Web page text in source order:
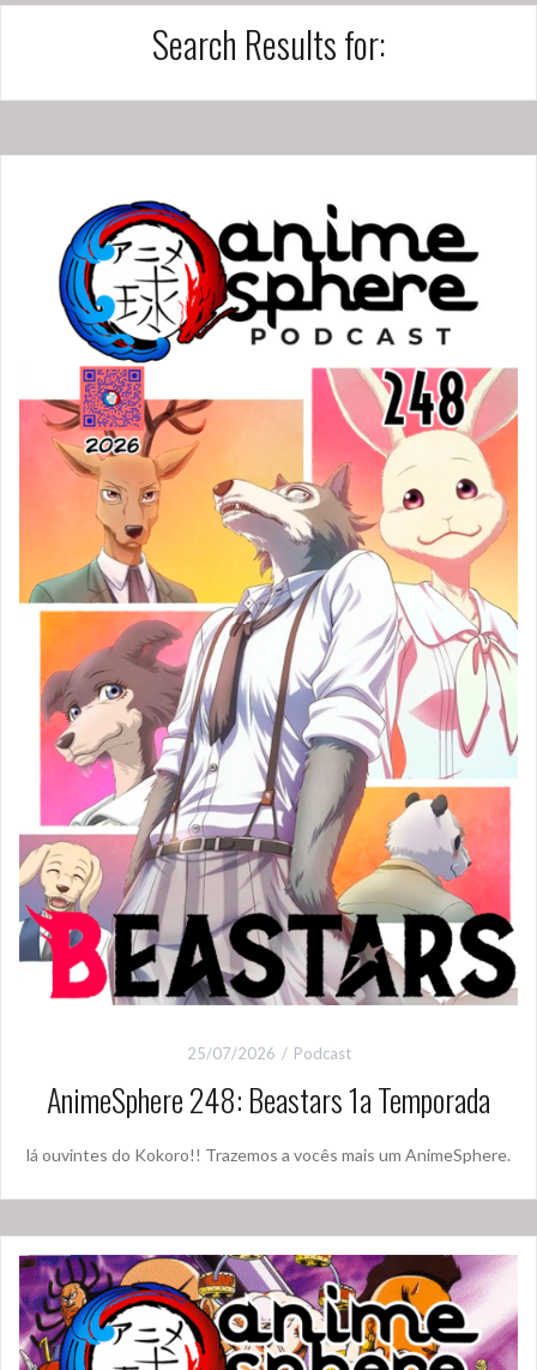
Search Results for:
25/07/2026 Podcast
AnimeSphere 248: Beastars 1a Temporada
lá ouvintes do Kokoro!! Trazemos a vocês mais um AnimeSphere.